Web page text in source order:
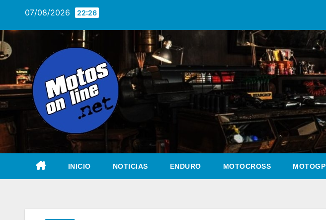
contenido
07/08/2026 22:26
INICIO NOTICIAS ENDURO MOTOCROSS MOTOGP